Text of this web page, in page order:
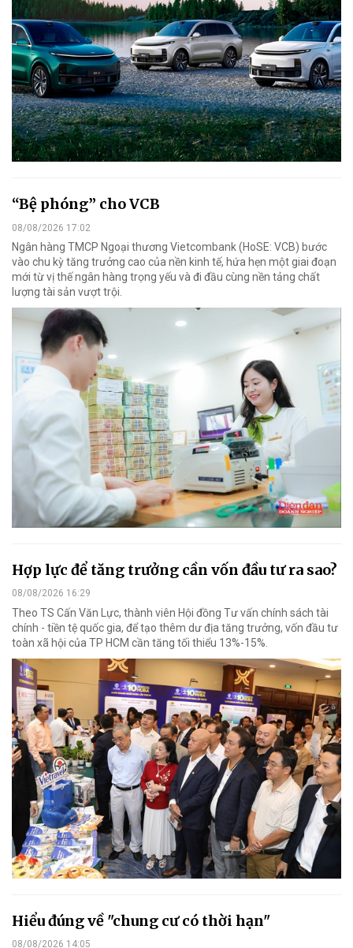
“Bệ phóng” cho VCB
08/08/2026 17:02
Ngân hàng TMCP Ngoại thương Vietcombank (HoSE: VCB) bước
vào chu kỳ tăng trưởng cao của nền kinh tế, hứa hẹn một giai đoạn
mới từ vị thế ngân hàng trọng yếu và đi đầu cùng nền tảng chất
lượng tài sản vượt trội.
Hợp lực để tăng trưởng cần vốn đầu tư ra sao?
08/08/2026 16:29
Theo TS Cấn Văn Lực, thành viên Hội đồng Tư vấn chính sách tài
chính - tiền tệ quốc gia, để tạo thêm dư địa tăng trưởng, vốn đầu tư
toàn xã hội của TP HCM cần tăng tối thiểu 13%-15%.
Hiểu đúng về "chung cư có thời hạn"
08/08/2026 14:05